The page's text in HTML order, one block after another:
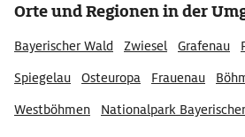
Orte und Regionen in der
Bayerischer Wald Zwiesel Grafenau
Spiegelau
Osteuropa Frauenau
Westböhmen
Nationalpark